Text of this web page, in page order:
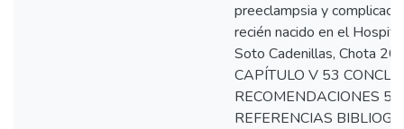
preeclampsia y
recién nacido en el
Soto Cadenillas, Chota
CAPÍTULO V 53
RECOMENDACIONES 53
REFERENCIAS